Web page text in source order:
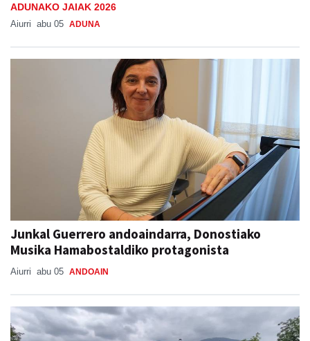
ADUNAKO JAIAK 2026
Aiurri abu 05 ADUNA
Junkal Guerrero andoaindarra, Donostiako
Musika Hamabostaldiko protagonista
Aiurri abu 05 ANDOAIN